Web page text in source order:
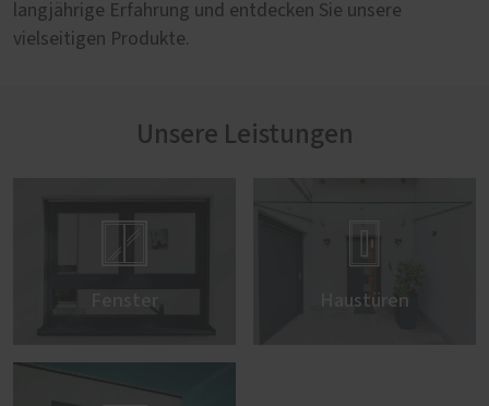
langjährige Erfahrung und entdecken Sie unsere
vielseitigen Produkte.
Unsere Leistungen

Fenster

Haustüren